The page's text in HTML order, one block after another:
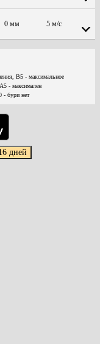
0 мм 5 м/с
В5 - максимальное
- максимален
- бури нет